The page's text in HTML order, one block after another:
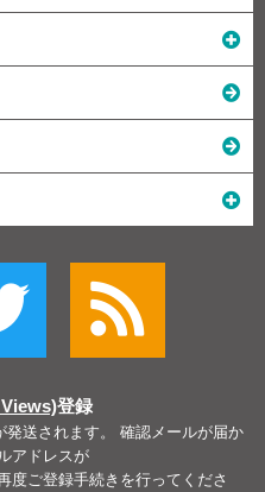
登録
送されます。 確認メールが届か
アドレスが
度ご登録手続きを行ってくださ